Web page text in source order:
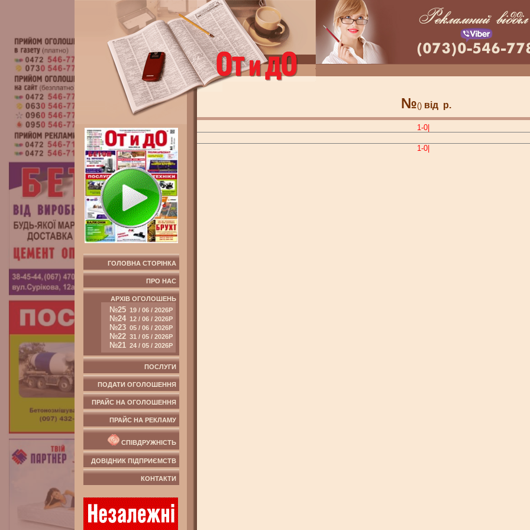
ГОЛОВНА СТОРІНКА
ПРО НАС
АРХІВ ОГОЛОШЕНЬ
№25 19 / 06 / 2026Р
№24 12 / 06 / 2026Р
№23 05 / 06 / 2026Р
№22 31 / 05 / 2026Р
№21 24 / 05 / 2026Р
ПОСЛУГИ
ПОДАТИ ОГОЛОШЕННЯ
ПРАЙС НА ОГОЛОШЕННЯ
ПРАЙС НА РЕКЛАМУ
СПІВДРУЖНІСТЬ
ДОВІДНИК ПІДПРИЄМСТВ
КОНТАКТИ
№() від р.
1-0|
1-0|